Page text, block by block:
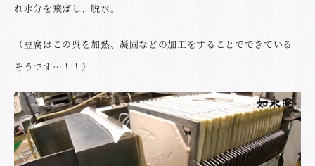
れ水分を飛ばし、脱水。
（豆腐はこの呉を加熱、凝固などの加工をすることでできている
そうです…！！）